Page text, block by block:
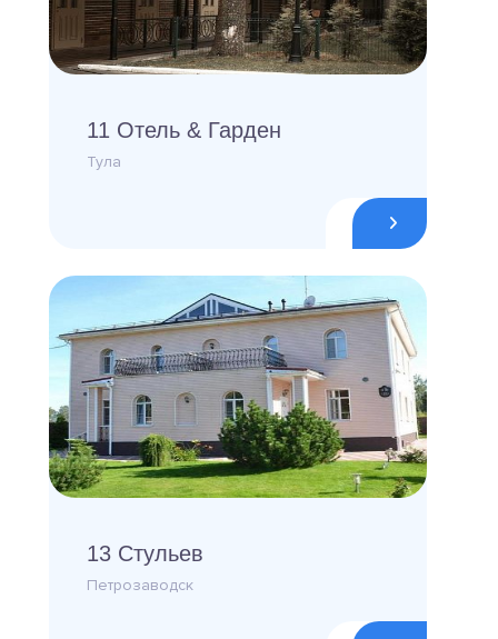
11 Отель & Гарден
Тула
13 Стульев
Петрозаводск